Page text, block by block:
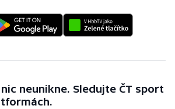
neunikne. Sledujte ČT sport